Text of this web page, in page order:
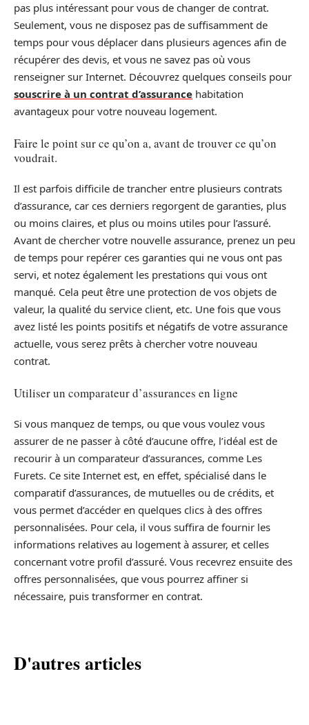
pas plus intéressant pour vous de changer de contrat.
Seulement, vous ne disposez pas de suffisamment de
temps pour vous déplacer dans plusieurs agences afin de
récupérer des devis, et vous ne savez pas où vous
renseigner sur Internet. Découvrez quelques conseils pour
souscrire à un contrat d’assurance habitation
avantageux pour votre nouveau logement.
Faire le point sur ce qu’on a, avant de trouver ce qu’on
voudrait.
Il est parfois difficile de trancher entre plusieurs contrats
d’assurance, car ces derniers regorgent de garanties, plus
ou moins claires, et plus ou moins utiles pour l’assuré.
Avant de chercher votre nouvelle assurance, prenez un peu
de temps pour repérer ces garanties qui ne vous ont pas
servi, et notez également les prestations qui vous ont
manqué. Cela peut être une protection de vos objets de
valeur, la qualité du service client, etc. Une fois que vous
avez listé les points positifs et négatifs de votre assurance
actuelle, vous serez prêts à chercher votre nouveau
contrat.
Utiliser un comparateur d’assurances en ligne
Si vous manquez de temps, ou que vous voulez vous
assurer de ne passer à côté d’aucune offre, l’idéal est de
recourir à un comparateur d’assurances, comme Les
Furets. Ce site Internet est, en effet, spécialisé dans le
comparatif d’assurances, de mutuelles ou de crédits, et
vous permet d’accéder en quelques clics à des offres
personnalisées. Pour cela, il vous suffira de fournir les
informations relatives au logement à assurer, et celles
concernant votre profil d’assuré. Vous recevrez ensuite des
offres personnalisées, que vous pourrez affiner si
nécessaire, puis transformer en contrat.
D'autres articles